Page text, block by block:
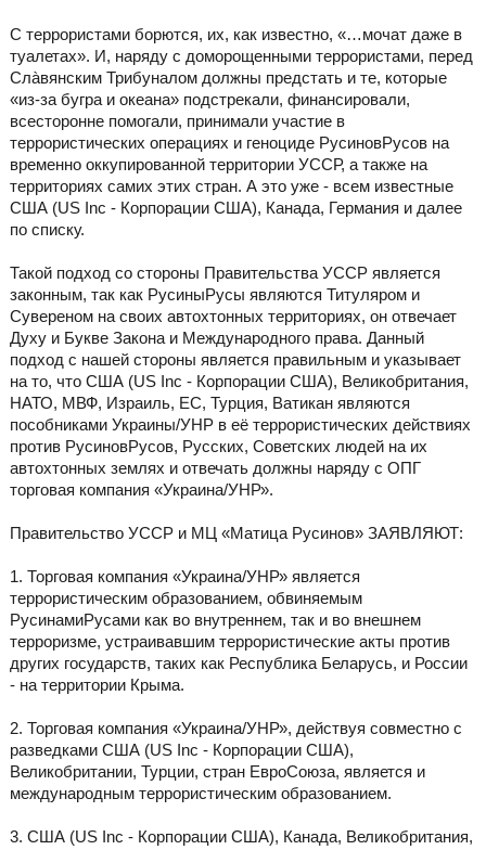
С террористами борются, их, как известно, «…мочат даже в
туалетах». И, наряду с доморощенными террористами, перед
Слàвянским Трибуналом должны предстать и те, которые
«из-за бугра и океана» подстрекали, финансировали,
всесторонне помогали, принимали участие в
террористических операциях и геноциде РусиновРусов на
временно оккупированной территории УССР, а также на
территориях самих этих стран. А это уже - всем известные
США (US Inc - Корпорации США), Канада, Германия и далее
по списку.
Такой подход со стороны Правительства УССР является
законным, так как РусиныРусы являются Титуляром и
Сувереном на своих автохтонных территориях, он отвечает
Духу и Букве Закона и Международного права. Данный
подход с нашей стороны является правильным и указывает
на то, что США (US Inc - Корпорации США), Великобритания,
НАТО, МВФ, Израиль, ЕС, Турция, Ватикан являются
пособниками Украины/УНР в её террористических действиях
против РусиновРусов, Русских, Советских людей на их
автохтонных землях и отвечать должны наряду с ОПГ
торговая компания «Украина/УНР».
Правительство УССР и МЦ «Матица Русинов» ЗАЯВЛЯЮТ:
1. Торговая компания «Украина/УНР» является
террористическим образованием, обвиняемым
РусинамиРусами как во внутреннем, так и во внешнем
терроризме, устраивавшим террористические акты против
других государств, таких как Республика Беларусь, и России
- на территории Крыма.
2. Торговая компания «Украина/УНР», действуя совместно с
разведками США (US Inc - Корпорации США),
Великобритании, Турции, стран ЕвроСоюза, является и
международным террористическим образованием.
3. США (US Inc - Корпорации США), Канада, Великобритания,